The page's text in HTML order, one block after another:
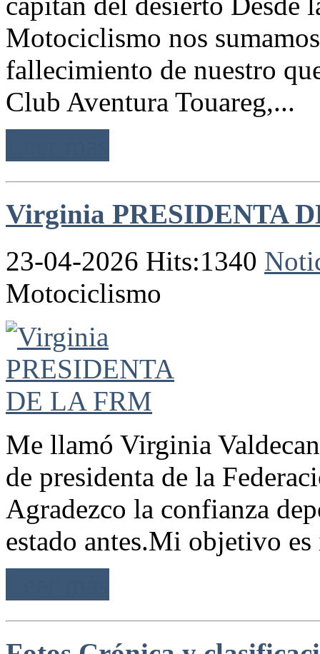
Motociclismo nos
fallecimiento de nuestro
Club Aventura Touareg,...
Virginia PRESIDENTA
23-04-2026 Hits:1340
Motociclismo
Me llamó Virginia
de presidenta de la
Agradezco la confianza
estado antes.Mi objetivo